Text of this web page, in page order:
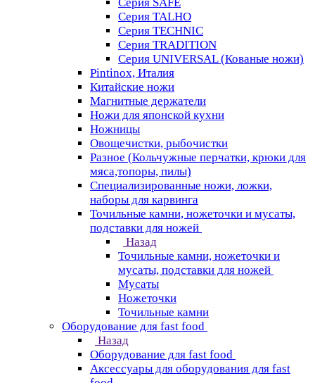
Серия TALHO
Серия TECHNIC
Серия TRADITION
Серия UNIVERSAL (Кованые ножи)
Pintinox, Италия
Китайские ножи
Магнитные держатели
Ножи для японской кухни
Ножницы
Овощечистки, рыбочистки
Разное (Кольчужные перчатки, крюки для
мяса,топоры, пилы)
Специализированные ножи, ложки,
наборы для карвинга
Точильные камни, ножеточки и мусаты,
подставки для ножей
Назад
Точильные камни, ножеточки и
мусаты, подставки для ножей
Мусаты
Ножеточки
Точильные камни
Оборудование для fast food
Назад
Оборудование для fast food
Аксессуары для оборудования для fast